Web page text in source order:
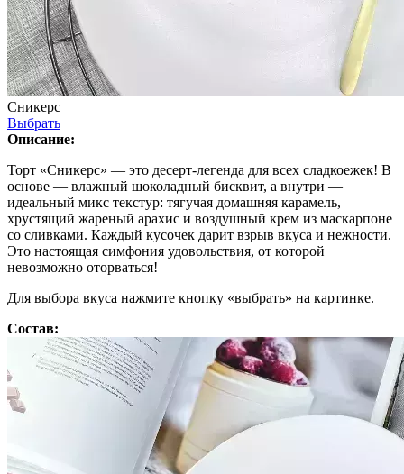
Сникерс
Выбрать
Описание:
Торт «Сникерс» — это десерт-легенда для всех сладкоежек! В
основе — влажный шоколадный бисквит, а внутри —
идеальный микс текстур: тягучая домашняя карамель,
хрустящий жареный арахис и воздушный крем из маскарпоне
со сливками. Каждый кусочек дарит взрыв вкуса и нежности.
Это настоящая симфония удовольствия, от которой
невозможно оторваться!
Для выбора вкуса нажмите кнопку «выбрать» на картинке.
Состав: